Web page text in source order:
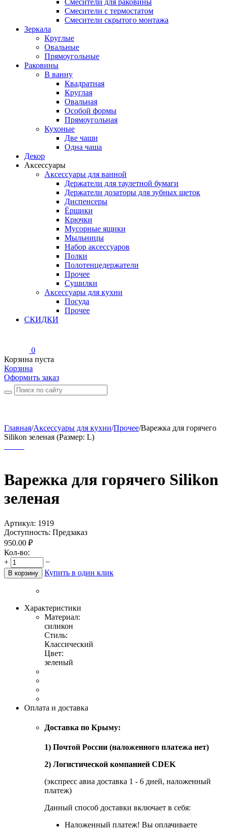
Смесители для раковины
Смесители с термостатом
Смесители скрытого монтажа
Зеркала
Круглые
Овальные
Прямоугольные
Раковины
В ванну
Квадратная
Круглая
Овальная
Особой формы
Прямоугольная
Кухоные
Две чаши
Одна чаша
Декор
Аксессуары
Аксессуары для ванной
Держатели для таулетной бумаги
Держатели дозаторы для зубных щеток
Диспенсеры
Ёршики
Крючки
Мусорные ящики
Мыльницы
Набор аксессуаров
Полки
Полотенцедержатели
Прочее
Сушилки
Аксессуары для кухни
Посуда
Прочее
СКИДКИ
0
Корзина пуста
Корзина
Оформить заказ
Главная/Аксессуары для кухни/Прочее/Варежка для горячего
Silikon зеленая (Размер: L)
Варежка для горячего Silikon
зеленая
Артикул: 1919
Доступность: Предзаказ
950.00 ₽
Кол-во:
+
−
В корзину Купить в один клик
Характеристики
Материал:
силикон
Стиль:
Классический
Цвет:
зеленый
Оплата и доставка
Доставка по Крыму:
1) Почтой России (наложенного платежа нет)
2) Логистической компанией CDEK
(экспресс авиа доставка 1 - 6 дней, наложенный
платеж)
Данный способ доставки включает в себя:
Наложенный платеж! Вы оплачиваете